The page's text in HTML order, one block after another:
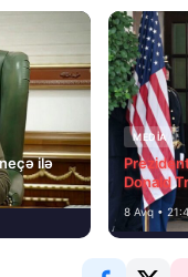
ilə
MEDİA
Donald
8 Avq •